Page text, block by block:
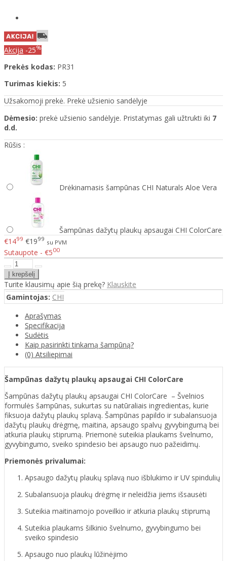
Akcija -25%
Prekės kodas: PR31
Turimas kiekis: 5
Užsakomoji prekė. Prekė užsienio sandėlyje
Dėmesio: prekė užsienio sandėlyje. Pristatymas gali užtrukti iki 7
d.d.
Rūšis :
Drėkinamasis šampūnas CHI Naturals Aloe Vera
Šampūnas dažytų plaukų apsaugai CHI ColorCare
€1499 €1999 su PVM
Sutaupote - €500
Turite klausimų apie šią prekę? Klauskite
Gamintojas: CHI
Aprašymas
Specifikacija
Sudėtis
Kaip pasirinkti tinkamą šampūną?
(0) Atsiliepimai
Šampūnas dažytų plaukų apsaugai CHI ColorCare
Šampūnas dažytų plaukų apsaugai CHI ColorCare – Švelnios
formulės šampūnas, sukurtas su natūraliais ingredientas, kurie
fiksuoja dažytų plaukų splavą. Šampūnas papildo ir subalansuoja
dažytų plaukų drėgmę, maitina, apsaugo spalvų gyvybingumą bei
atkuria plaukų stiprumą. Priemonė suteikia plaukams švelnumo,
gyvybingumo, sveiko spindesio bei apsaugo nuo pažeidimų.
Priemonės privalumai:
Apsaugo dažytų plaukų splavą nuo išblukimo ir UV spindulių
Subalansuoja plaukų drėgmę ir neleidžia jiems išsausėti
Suteikia maitinamojo poveilkio ir atkuria plaukų stiprumą
Suteikia plaukams šilkinio švelnumo, gyvybingumo bei
sveiko spindesio
Apsaugo nuo plaukų lūžinėjimo